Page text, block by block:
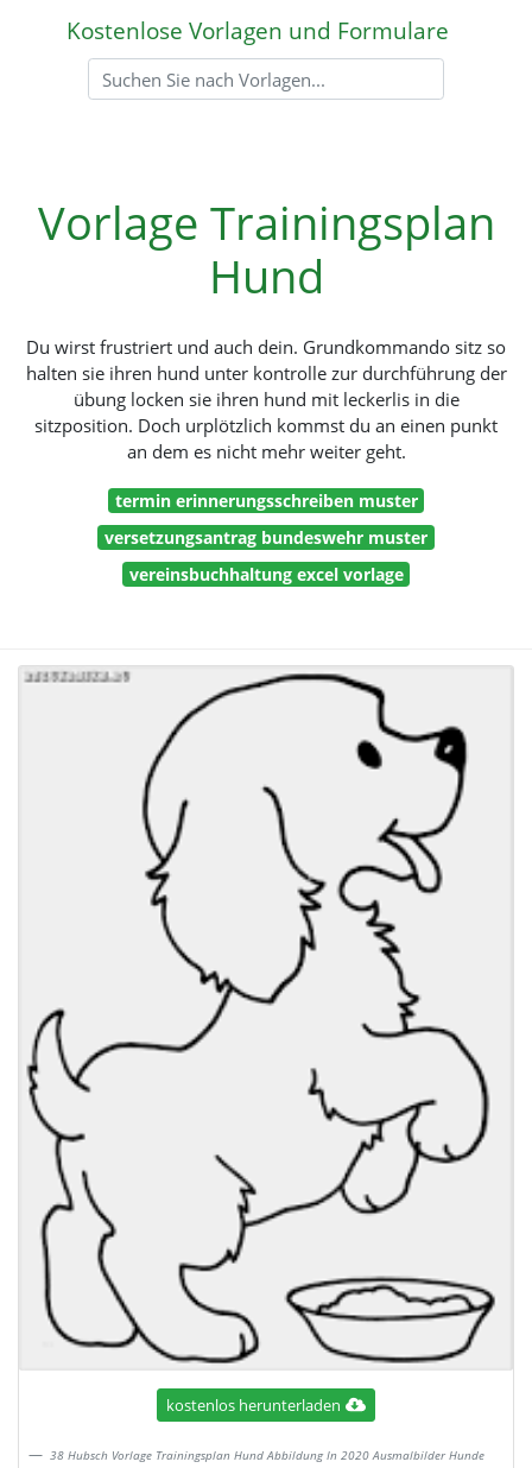
Kostenlose Vorlagen und Formulare
Vorlage Trainingsplan
Hund
Du wirst frustriert und auch dein. Grundkommando sitz so
halten sie ihren hund unter kontrolle zur durchführung der
übung locken sie ihren hund mit leckerlis in die
sitzposition. Doch urplötzlich kommst du an einen punkt
an dem es nicht mehr weiter geht.
termin erinnerungsschreiben muster
versetzungsantrag bundeswehr muster
vereinsbuchhaltung excel vorlage
kostenlos herunterladen
38 Hubsch Vorlage Trainingsplan Hund Abbildung In 2020 Ausmalbilder Hunde